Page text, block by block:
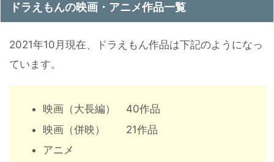
ドラえもんの映画・アニメ作品一覧
2021年10月現在、ドラえもん作品は下記のようになっ
ています。
映画（大長編） 40作品
映画（併映） 21作品
アニメ